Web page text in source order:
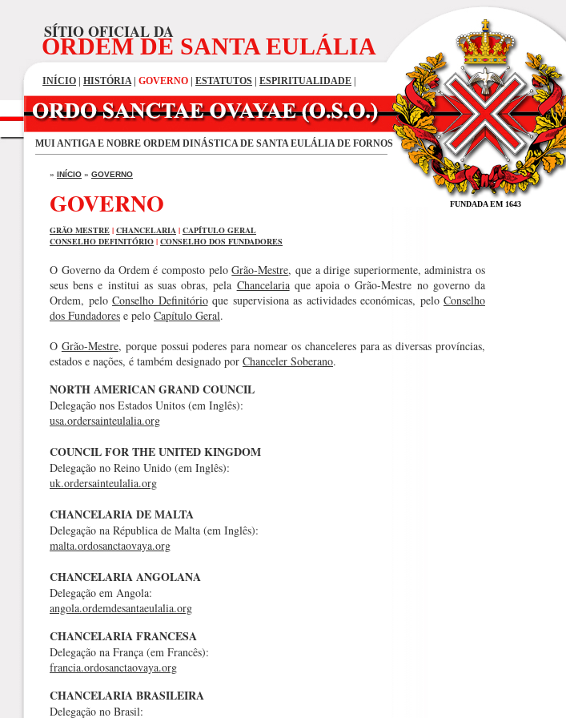
ORDEM DE SANTA EULÁLIA
MUI ANTIGA E NOBRE ORDEM DINÁSTICA DE SANTA EULÁLIA DE FORNOS
FUNDADA EM 1643
INÍCIO HISTÓRIA| GOVERNO ESTATUTOS ESPIRITUALIDADE
SÍTIO OFICIAL DA
GOVERNO
GRÃO MESTRE | CHANCELARIA | CAPÍTULO GERAL
CONSELHO DEFINITÓRIO | CONSELHO DOS FUNDADORES
O Governo da Ordem é composto peloGrão-Mestre, que a dirige superiormente, administra os
seus bens e institui as suas obras, pela Chancelariaque apoia o Grão-Mestre no governo da
Ordem, pelo Conselho Definitórioque supervisiona as actividades económicas, pelo Conselho
dos Fundadores e pelo Capítulo Geral.
O Grão-Mestre, porque possui poderes para nomear os chanceleres para as diversas províncias,
estados e nações, é também designado por Chanceler Soberano.
NORTH AMERICAN GRAND COUNCIL
Delegação nos Estados Unitos (em Inglês):
usa.ordersainteulalia.org
COUNCIL FOR THE UNITED KINGDOM
Delegação no Reino Unido (em Inglês):
uk.ordersainteulalia.org
CHANCELARIA DE MALTA
Delegação na Républica de Malta (em Inglês):
malta.ordosanctaovaya.org
CHANCELARIA ANGOLANA
Delegação em Angola:
angola.ordemdesantaeulalia.org
CHANCELARIA FRANCESA
Delegação na França (em Francês):
francia.ordosanctaovaya.org
CHANCELARIA BRASILEIRA
Delegação no Brasil:
» INÍCIO » GOVERNO